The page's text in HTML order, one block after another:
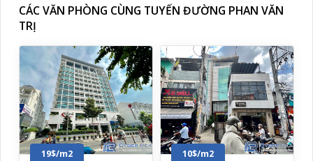
CÁC VĂN PHÒNG CÙNG TUYẾN ĐƯỜNG PHAN VĂN
TRỊ
19$/m2 10$/m2